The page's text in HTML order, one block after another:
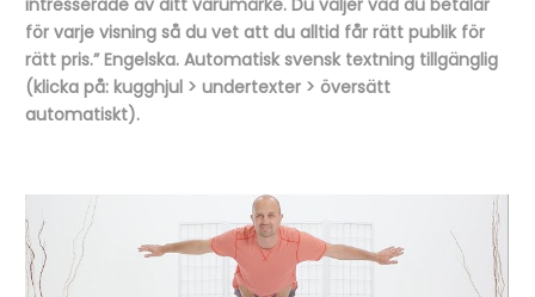
intresserade av ditt varumärke. Du väljer vad du betalar
för varje visning så du vet att du alltid får rätt publik för
rätt pris.” Engelska. Automatisk svensk textning tillgänglig
(klicka på: kugghjul > undertexter > översätt
automatiskt).